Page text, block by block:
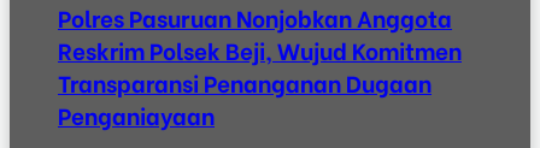
Polres Pasuruan Nonjobkan Anggota
Reskrim Polsek Beji, Wujud Komitmen
Transparansi Penanganan Dugaan
Penganiayaan